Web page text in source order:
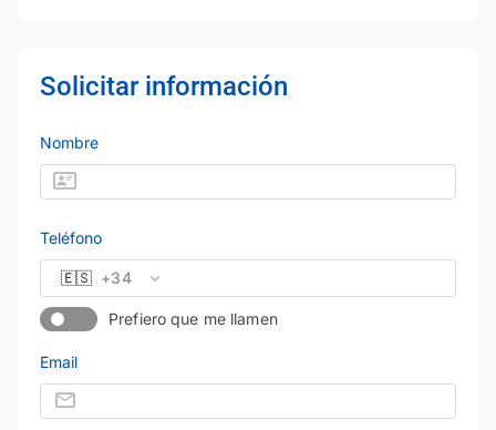
Solicitar información
Nombre
Teléfono
🇪🇸 +34
Prefiero que me llamen
Email